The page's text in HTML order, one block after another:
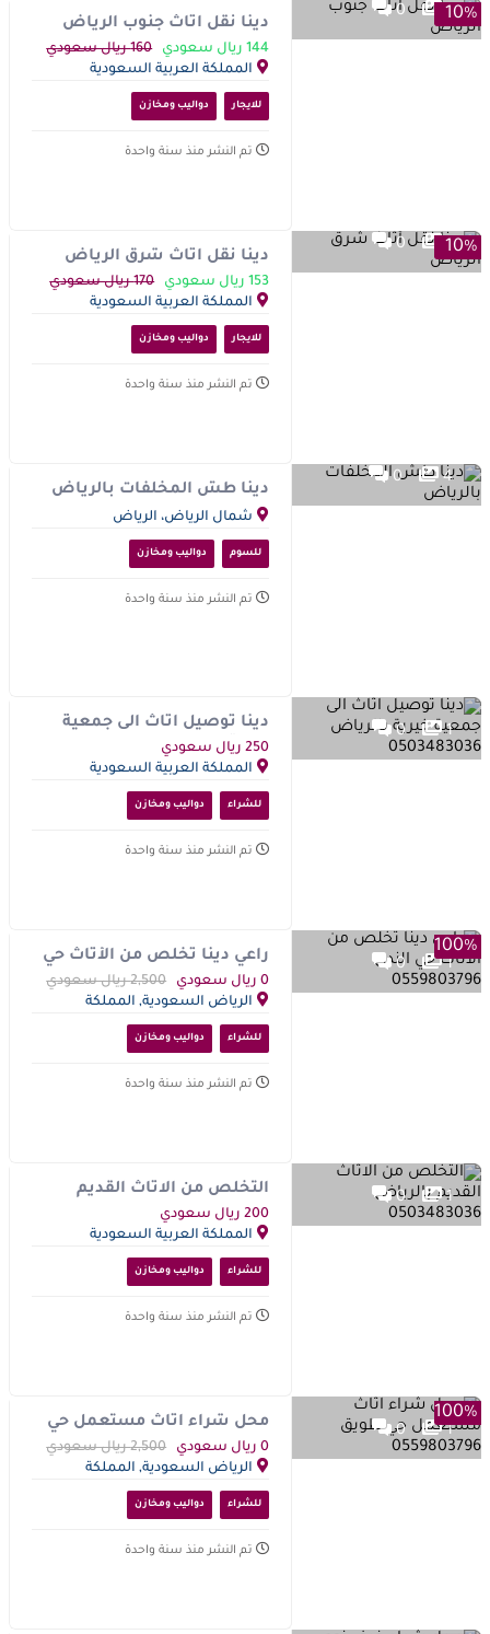
10%
1
0
دينا نقل أثاث جنوب الرياض
144 ريال سعودي
160 ريال سعودي
المملكة العربية السعودية
للايجار دواليب ومخازن
تم النشر منذ سنة واحدة
10%
1
0
دينا نقل أثاث شرق الرياض
153 ريال سعودي
170 ريال سعودي
المملكة العربية السعودية
للايجار دواليب ومخازن
تم النشر منذ سنة واحدة
4
0
دينا طش المخلفات بالرياض
شمال الرياض، الرياض
السعودية
للسوم دواليب ومخازن
تم النشر منذ سنة واحدة
1
0
دينا توصيل اثاث الى جمعية
خيرية بالرياض 0503483036
250 ريال سعودي
المملكة العربية السعودية
للشراء دواليب ومخازن
تم النشر منذ سنة واحدة
100%
1
0
راعي دينا تخلص من الأثاث حي
الندى 0559803796
0 ريال سعودي
2,500 ريال سعودي
الرياض السعودية, المملكة
للشراء دواليب ومخازن
تم النشر منذ سنة واحدة
1
0
التخلص من الاثاث القديم
بالرياض 0503483036
200 ريال سعودي
المملكة العربية السعودية
للشراء دواليب ومخازن
تم النشر منذ سنة واحدة
100%
1
0
محل شراء اثاث مستعمل حي
طويق 0559803796
0 ريال سعودي
2,500 ريال سعودي
الرياض السعودية, المملكة
للشراء دواليب ومخازن
تم النشر منذ سنة واحدة